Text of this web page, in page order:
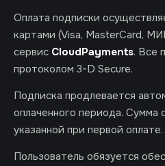
Оплата подписки
картами (Visa, MasterCard,
сервис CloudPayments. Все
протоколом 3-D Secure.
Подписка продлевается
оплаченного периода. Сумма
указанной при первой оплате.
Пользователь обязуется